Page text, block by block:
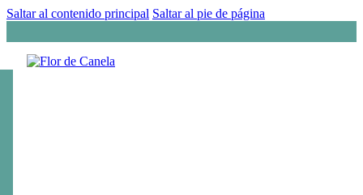
Saltar al contenido principal Saltar al pie de página